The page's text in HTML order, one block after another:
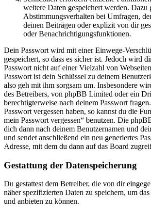
weitere Daten gespeichert werden. Dazu
Abstimmungsverhalten bei Umfragen,
deinen Beiträgen oder explizit von dir
oder Benachrichtigungsfunktionen.
Dein Passwort wird mit einer Einwege-
gespeichert, so dass es sicher ist. Jedoch wird
Passwort nicht auf einer Vielzahl von
Passwort ist dein Schlüssel zu deinem
also geh mit ihm sorgsam um. Insbesondere
des Betreibers, von phpBB Limited oder ein
berechtigterweise nach deinem Passwort
Passwort vergessen haben, so kannst du die
mein Passwort vergessen“ benutzen. Die
dich dann nach deinem Benutzernamen und
und sendet anschließend ein neu generiertes
Adresse, mit dem du dann auf das Board
Gestattung der Datenspeicherung
Du gestattest dem Betreiber, die von dir
näher spezifizierten Daten zu speichern, um
und anbieten zu können.